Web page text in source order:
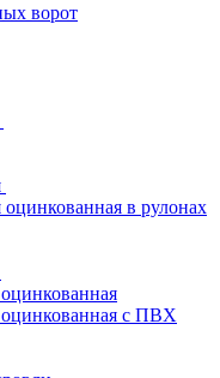
ворот
оцинкованная в рулонах
оцинкованная с ПВХ